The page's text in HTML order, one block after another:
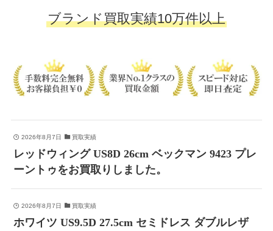
ブランド買取実績10万件以上
2026年8月7日 買取実績
レッドウィング US8D 26cm ベックマン 9423 プレ
ーントゥをお買取りしました。
2026年8月7日 買取実績
ホワイツ US9.5D 27.5cm セミドレス ダブルレザ